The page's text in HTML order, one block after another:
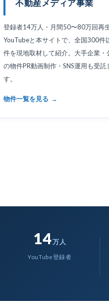
不動産メディア事業
登録者14万人・月間50〜80万回再
YouTubeと本サイトで、全国300件
件を現地取材して紹介。大手企業・
の物件PR動画制作・SNS運用も受託
す。
物件一覧を見る
14万人
YouTube登録者